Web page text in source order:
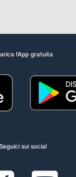
l'App gratuita
Seguici sui social